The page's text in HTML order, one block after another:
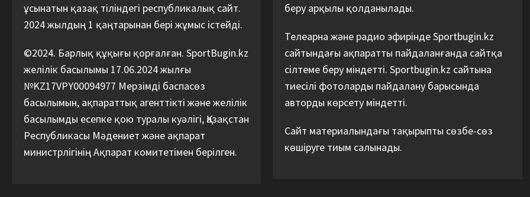
ұсынатын қазақ тіліндегі республикалық сайт.
2024 жылдың 1 қаңтарынан бері жұмыс істейді.
©2024. Барлық құқығы қорғалған. SportBugin.kz
желілік басылымы 17.06.2024 жылғы
№KZ17VPY00094977 Мерзімді баспасөз
басылымын, ақпараттық агенттікті және желілік
басылымды есепке қою туралы куәлігі, Қазақстан
Республикасы Мәдениет және ақпарат
министрлігінің Ақпарат комитетімен берілген.
беру арқылы қолданылады.
Телеарна және радио эфирінде Sportbugin.kz
сайтындағы ақпаратты пайдаланғанда сайтқа
сілтеме беру міндетті. Sportbugin.kz сайтына
тиесілі фотоларды пайдалану барысында
авторды көрсету міндетті.
Сайт материалындағы тақырыпты сөзбе-сөз
көшіруге тиым салынады.